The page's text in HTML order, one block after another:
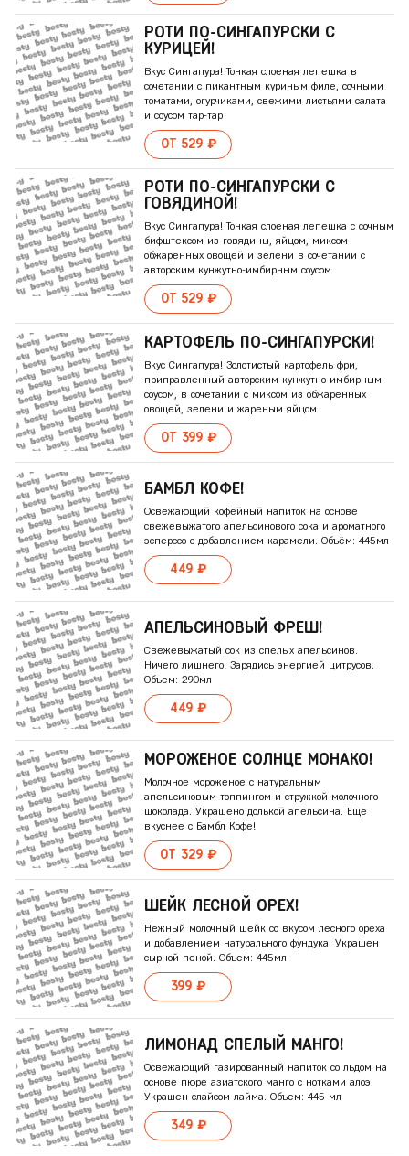
РОТИ ПО-СИНГАПУРСКИ С
КУРИЦЕЙ!
Вкус Сингапура! Тонкая слоеная лепешка в
сочетании с пикантным куриным филе, сочными
томатами, огурчиками, свежими листьями салата
и соусом тар-тар
ОТ 529 ₽
РОТИ ПО-СИНГАПУРСКИ С
ГОВЯДИНОЙ!
Вкус Сингапура! Тонкая слоеная лепешка с сочным
бифштексом из говядины, яйцом, миксом
обжаренных овощей и зелени в сочетании с
авторским кунжутно-имбирным соусом
ОТ 529 ₽
КАРТОФЕЛЬ ПО-СИНГАПУРСКИ!
Вкус Сингапура! Золотистый картофель фри,
приправленный авторским кунжутно-имбирным
соусом, в сочетании с миксом из обжаренных
овощей, зелени и жареным яйцом
ОТ 399 ₽
БАМБЛ КОФЕ!
Освежающий кофейный напиток на основе
свежевыжатого апельсинового сока и ароматного
эсперссо с добавлением карамели. Объём: 445мл
449 ₽
АПЕЛЬСИНОВЫЙ ФРЕШ!
Свежевыжатый сок из спелых апельсинов.
Ничего лишнего! Зарядись энергией цитрусов.
Объем: 290мл
449 ₽
МОРОЖЕНОЕ СОЛНЦЕ МОНАКО!
Молочное мороженое с натуральным
апельсиновым топпингом и стружкой молочного
шоколада. Украшено долькой апельсина. Ещё
вкуснее с Бамбл Кофе!
ОТ 329 ₽
ШЕЙК ЛЕСНОЙ ОРЕХ!
Нежный молочный шейк со вкусом лесного ореха
и добавлением натурального фундука. Украшен
сырной пеной. Объем: 445мл
399 ₽
ЛИМОНАД СПЕЛЫЙ МАНГО!
Освежающий газированный напиток со льдом на
основе пюре азиатского манго с нотками алоэ.
Украшен слайсом лайма. Объем: 445 мл
349 ₽